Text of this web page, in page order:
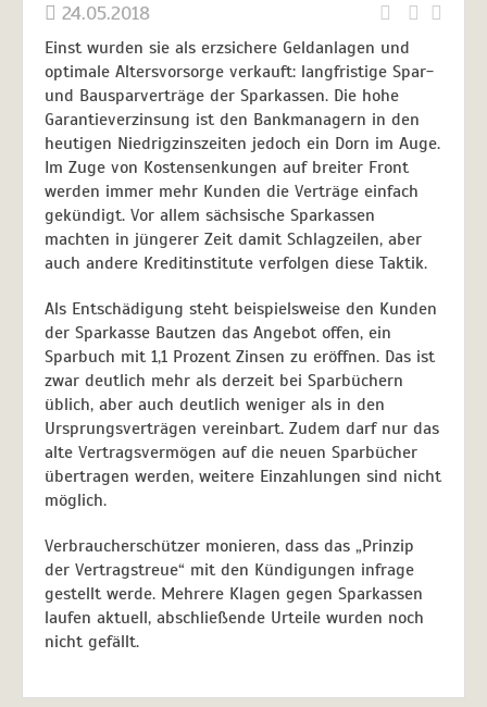
24.05.2018
Einst wurden sie als erzsichere Geldanlagen und
optimale Altersvorsorge verkauft: langfristige Spar-
und Bausparverträge der Sparkassen. Die hohe
Garantieverzinsung ist den Bankmanagern in den
heutigen Niedrigzinszeiten jedoch ein Dorn im Auge.
Im Zuge von Kostensenkungen auf breiter Front
werden immer mehr Kunden die Verträge einfach
gekündigt. Vor allem sächsische Sparkassen
machten in jüngerer Zeit damit Schlagzeilen, aber
auch andere Kreditinstitute verfolgen diese Taktik.
Als Entschädigung steht beispielsweise den Kunden
der Sparkasse Bautzen das Angebot offen, ein
Sparbuch mit 1,1 Prozent Zinsen zu eröffnen. Das ist
zwar deutlich mehr als derzeit bei Sparbüchern
üblich, aber auch deutlich weniger als in den
Ursprungsverträgen vereinbart. Zudem darf nur das
alte Vertragsvermögen auf die neuen Sparbücher
übertragen werden, weitere Einzahlungen sind nicht
möglich.
Verbraucherschützer monieren, dass das „Prinzip
der Vertragstreue“ mit den Kündigungen infrage
gestellt werde. Mehrere Klagen gegen Sparkassen
laufen aktuell, abschließende Urteile wurden noch
nicht gefällt.